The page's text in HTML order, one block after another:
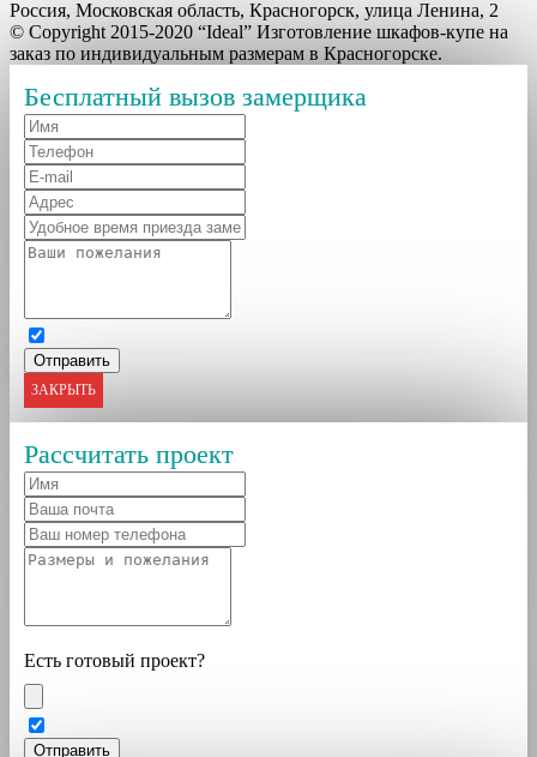
Россия, Московская область, Красногорск, улица Ленина, 2
© Copyright 2015-2020 “Ideal” Изготовление шкафов-купе на
заказ по индивидуальным размерам в Красногорске.
Бесплатный вызов замерщика
ЗАКРЫТЬ
Рассчитать проект
Есть готовый проект?